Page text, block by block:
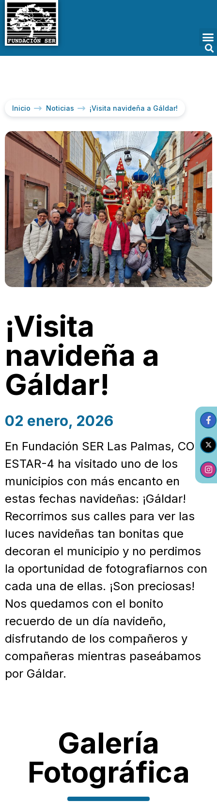
Inicio Noticias ¡Visita navideña a Gáldar!
¡Visita
navideña a
Gáldar!
02 enero, 2026
En Fundación SER Las Palmas, CO
ESTAR-4 ha visitado uno de los
municipios con más encanto en
estas fechas navideñas: ¡Gáldar!
Recorrimos sus calles para ver las
luces navideñas tan bonitas que
decoran el municipio y no perdimos
la oportunidad de fotografiarnos con
cada una de ellas. ¡Son preciosas!
Nos quedamos con el bonito
recuerdo de un día navideño,
disfrutando de los compañeros y
compañeras mientras paseábamos
por Gáldar.
Galería
Fotográfica